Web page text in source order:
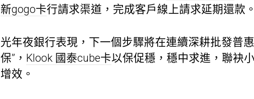
新gogo卡行請求渠道，完成客戶線上請求延期還款。
光年夜銀行表現，下一個步驟將在連續深耕批發普
保”， Klook 國泰cube卡以保促穩，穩中求進，聯袂
增效。